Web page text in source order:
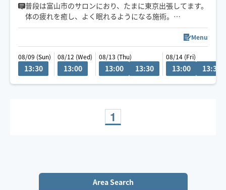
普段は富山市のサロンにおり、たまに東京出張してます。
体の疲れを癒し、よく眠れるようになる施術。
今年のアジアマッサージ大会に出場しました。しっかり
ゆったり、癒され、眠れるような施術が得意。それでい
て、しっかりと『凝り・筋肉』ほぐします。終わったあと
の軽さをぜひ。
Menu
08/09 (Sun)
13:30
08/12 (Wed)
13:00
08/13 (Thu)
13:00 13:30
08/14 (Fri)
13:00 13:30
1
Area Search